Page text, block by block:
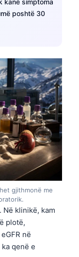
poshtë 30
gjithmonë me
Në klinikë, kam
plotë,
në
qenë e